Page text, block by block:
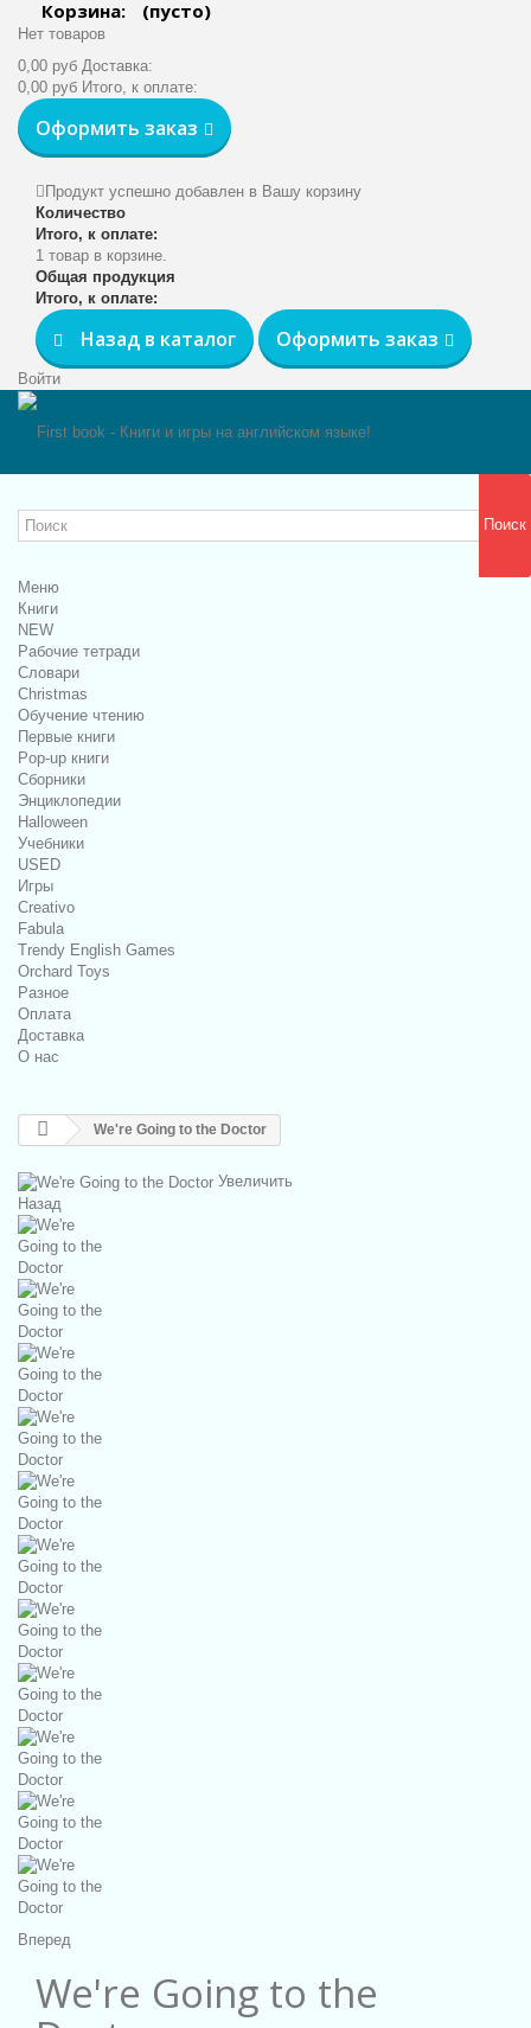
Корзина: (пусто)
Нет товаров
0,00 руб Доставка:
0,00 руб Итого, к оплате:
Оформить заказ
Продукт успешно добавлен в Вашу корзину
Количество
Итого, к оплате:
1 товар в корзине.
Общая продукция
Итого, к оплате:
Назад в каталог Оформить заказ
Войти
Поиск
Меню
Книги
NEW
Рабочие тетради
Словари
Christmas
Обучение чтению
Первые книги
Pop-up книги
Сборники
Энциклопедии
Halloween
Учебники
USED
Игры
Creativo
Fabula
Trendy English Games
Orchard Toys
Разное
Оплата
Доставка
О нас
We're Going to the Doctor
Увеличить
Назад
Вперед
We're Going to the